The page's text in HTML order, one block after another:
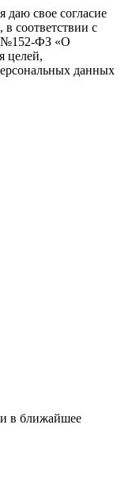
свое согласие
соответствии с
№152-ФЗ «О
целей,
данных
в ближайшее